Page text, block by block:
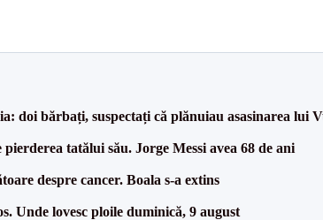
doi bărbați, suspectați că plănuiau asasinarea lui
tatălui său. Jorge Messi avea 68 de ani
despre cancer. Boala s-a extins
Unde lovesc ploile duminică, 9 august